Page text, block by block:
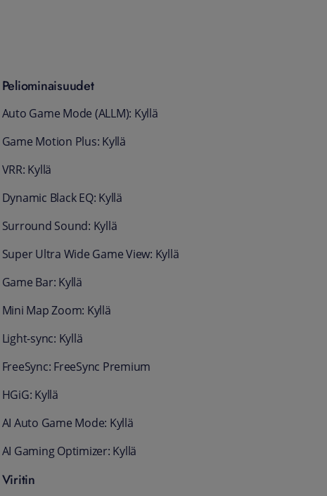
Peliominaisuudet
Auto Game Mode (ALLM): Kyllä
Game Motion Plus: Kyllä
VRR: Kyllä
Dynamic Black EQ: Kyllä
Surround Sound: Kyllä
Super Ultra Wide Game View: Kyllä
Game Bar: Kyllä
Mini Map Zoom: Kyllä
Light-sync: Kyllä
FreeSync: FreeSync Premium
HGiG: Kyllä
AI Auto Game Mode: Kyllä
AI Gaming Optimizer: Kyllä
Viritin